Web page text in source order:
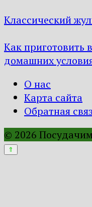
Классический
Как приготовить
домашних
О нас
Карта сайта
Обратная
© 2026